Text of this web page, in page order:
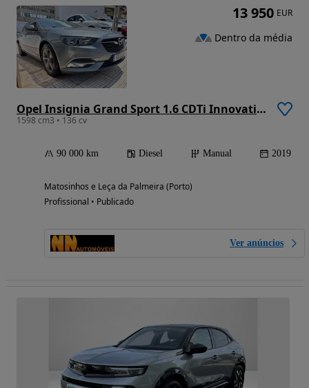
Opel Insignia Grand Sport 1.6 CDTi Innovation
1598 cm3 • 136 cv
90 000 km Diesel Manual 2019
Matosinhos e Leça da Palmeira (Porto)
Profissional • Publicado
Ver anúncios
13 950 EUR
Dentro da média